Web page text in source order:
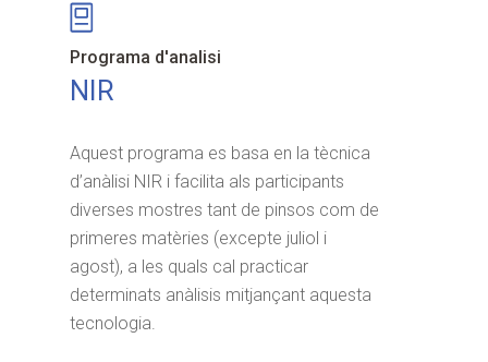
Programa d'analisi
NIR
Aquest programa es basa en la tècnica
d’anàlisi NIR i facilita als participants
diverses mostres tant de pinsos com de
primeres matèries (excepte juliol i
agost), a les quals cal practicar
determinats anàlisis mitjançant aquesta
tecnologia.